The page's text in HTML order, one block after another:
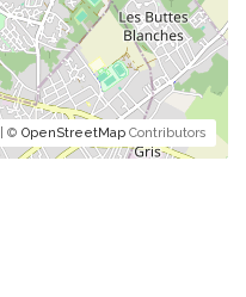
| © OpenStreetMap Contributors